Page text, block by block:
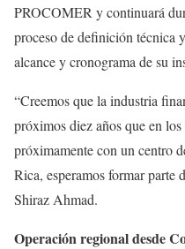
PROCOMER y continuará
proceso de definición técnica
alcance y cronograma de su
“Creemos que la industria
próximos diez años que en
próximamente con un centro
Rica, esperamos formar parte
Shiraz Ahmad.
Operación regional desde